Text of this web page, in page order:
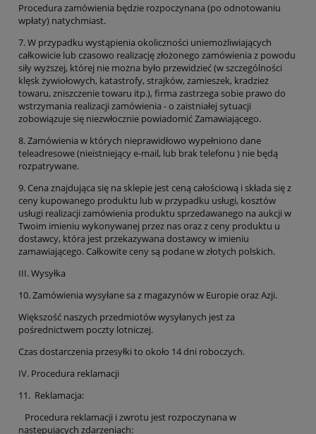
Procedura zamówienia będzie rozpoczynana (po odnotowaniu
wpłaty) natychmiast.
7. W przypadku wystąpienia okoliczności uniemożliwiających
całkowicie lub czasowo realizację złożonego zamówienia z powodu
siły wyższej, której nie można było przewidzieć (w szczególności
klęsk żywiołowych, katastrofy, strajków, zamieszek, kradzież
towaru, zniszczenie towaru itp.), firma zastrzega sobie prawo do
wstrzymania realizacji zamówienia - o zaistniałej sytuacji
zobowiązuje się niezwłocznie powiadomić Zamawiającego.
8. Zamówienia w których nieprawidłowo wypełniono dane
teleadresowe (nieistniejący e-mail, lub brak telefonu ) nie będą
rozpatrywane.
9. Cena znajdująca się na sklepie jest ceną całościową i składa się z
ceny kupowanego produktu lub w przypadku usługi, kosztów
usługi realizacji zamówienia produktu sprzedawanego na aukcji w
Twoim imieniu wykonywanej przez nas oraz z ceny produktu u
dostawcy, która jest przekazywana dostawcy w imieniu
zamawiającego. Całkowite ceny są podane w złotych polskich.
III. Wysyłka
10. Zamówienia wysyłane sa z magazynów w Europie oraz Azji.
Większość naszych przedmiotów wysyłanych jest za
pośrednictwem poczty lotniczej.
Czas dostarczenia przesyłki to około 14 dni roboczych.
IV. Procedura reklamacji
11. Reklamacja:
Procedura reklamacji i zwrotu jest rozpoczynana w
następujących zdarzeniach: